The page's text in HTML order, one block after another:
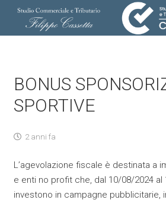
BONUS
SPORTIVE
2 anni fa
L’agevolazione fiscale è destinata a
e enti no profit che, dal 10/08/2024 al
investono in campagne pubblicitarie,